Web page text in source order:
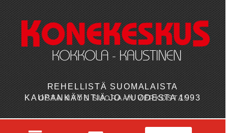
REHELLISTÄ SUOMALAISTA
KAUPANKÄYNTIÄ JO VUODESTA 1993
OSTA MYÖS SUORAAN VERKOSTA!